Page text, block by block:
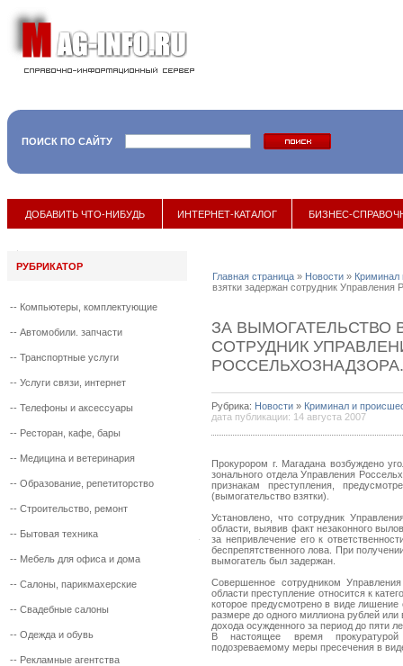
ПОИСК ПО САЙТУ
17 мая
ДОБАВИТЬ ЧТО-НИБУДЬ ИНТЕРНЕТ-КАТАЛОГ БИЗНЕС-
РУБРИКАТОР
-- Компьютеры, комплектующие
-- Автомобили. запчасти
-- Транспортные услуги
-- Услуги связи, интернет
-- Телефоны и аксессуары
-- Ресторан, кафе, бары
-- Медицина и ветеринария
-- Образование, репетиторство
-- Строительство, ремонт
-- Бытовая техника
-- Мебель для офиса и дома
-- Салоны, парикмахерские
-- Свадебные салоны
-- Одежда и обувь
-- Рекламные агентства
Главная страница » Новости » Криминал
взятки задержан сотрудник Управления
ЗА ВЫМОГАТЕЛЬСТВО
СОТРУДНИК
РОССЕЛЬХОЗНАДЗОРА.
Рубрика: Новости » Криминал и
дата публикации: 14 августа 2007
Прокурором г. Магадана возбуждено
зонального отдела Управления
признакам преступления,
(вымогательство взятки).
Установлено, что сотрудник
области, выявив факт незаконного
за непривлечение его к
беспрепятственного лова. При
вымогатель был задержан.
Совершенное сотрудником
области преступление относится к
которое предусмотрено в виде
размере до одного миллиона рублей или
дохода осужденного за период до пяти
В настоящее время
подозреваемому меры пресечения в